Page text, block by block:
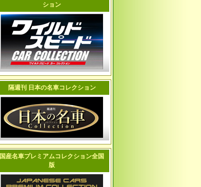
ション
隔週刊 日本の名車コレクション
国産名車プレミアムコレクション全国
版